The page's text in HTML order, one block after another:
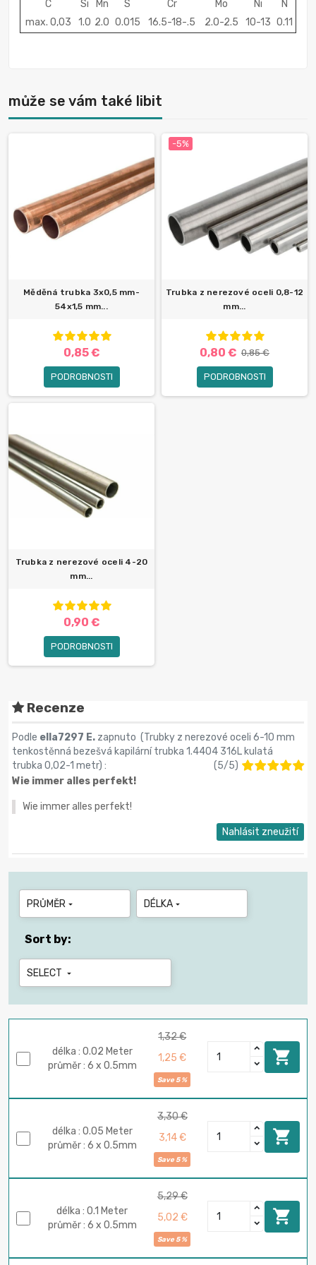
C Si Mn S Cr Mo Ni
N
max. 0,03
1.0 2.0 0.015 16.5-18-.5 2.0-2.5 10-13 0.11
může se vám také libit
Měděná trubka 3x0,5 mm-
54x1,5 mm...
0,85 €
PODROBNOSTI
-5%
Trubka z nerezové oceli 0,8-12
mm...
0,80 € 0,85 €
PODROBNOSTI
Trubka z nerezové oceli 4-20
mm...
0,90 €
PODROBNOSTI
Recenze
Podle ella7297 E. zapnuto (Trubky z nerezové oceli 6-10 mm
tenkostěnná bezešvá kapilární trubka 1.4404 316L kulatá
trubka 0,02-1 metr) : (5/5)
Wie immer alles perfekt!
Wie immer alles perfekt!
Nahlásit zneužití
PRŮMĚR  DÉLKA 
Sort by:
SELECT 
délka : 0.02 Meter
průměr : 6 x 0.5mm
1,32 €
1,25 €
Save 5 %

délka : 0.05 Meter
průměr : 6 x 0.5mm
3,30 €
3,14 €
Save 5 %

délka : 0.1 Meter
průměr : 6 x 0.5mm
5,29 €
5,02 €
Save 5 %
